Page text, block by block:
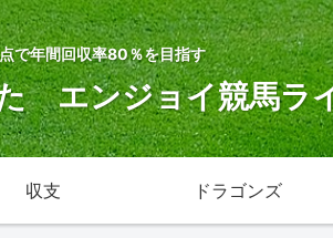
で年間回収率80％を目指す
エンジョイ競馬ラ
収支 ドラゴンズ